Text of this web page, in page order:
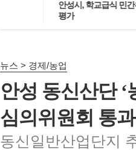
안성시, 학교급식 민
평가
뉴스 > 경제/농업
안성 동신산단
심의위원회 통과
동신일반산업단지